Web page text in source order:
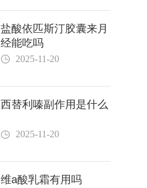
盐酸依匹斯汀胶囊来月
经能吃吗
2025-11-20
西替利嗪副作用是什么
2025-11-20
维a酸乳霜有用吗